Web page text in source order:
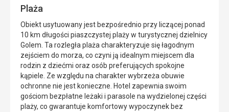
Plaża
Obiekt usytuowany jest bezpośrednio przy liczącej ponad
10 km długości piaszczystej plaży w turystycznej dzielnicy
Golem. Ta rozległa plaża charakteryzuje się łagodnym
zejściem do morza, co czyni ją idealnym miejscem dla
rodzin z dziećmi oraz osób preferujących spokojne
kąpiele. Ze względu na charakter wybrzeża obuwie
ochronne nie jest konieczne. Hotel zapewnia swoim
gościom bezpłatne leżaki i parasole na wydzielonej części
plaży, co gwarantuje komfortowy wypoczynek bez